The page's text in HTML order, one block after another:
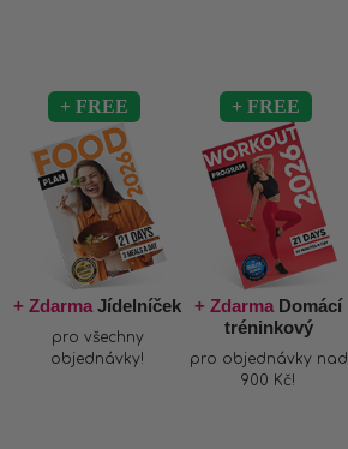
+ Zdarma Jídelníček
pro všechny
objednávky!
+ Zdarma Domácí
tréninkový
pro objednávky nad
900 Kč!